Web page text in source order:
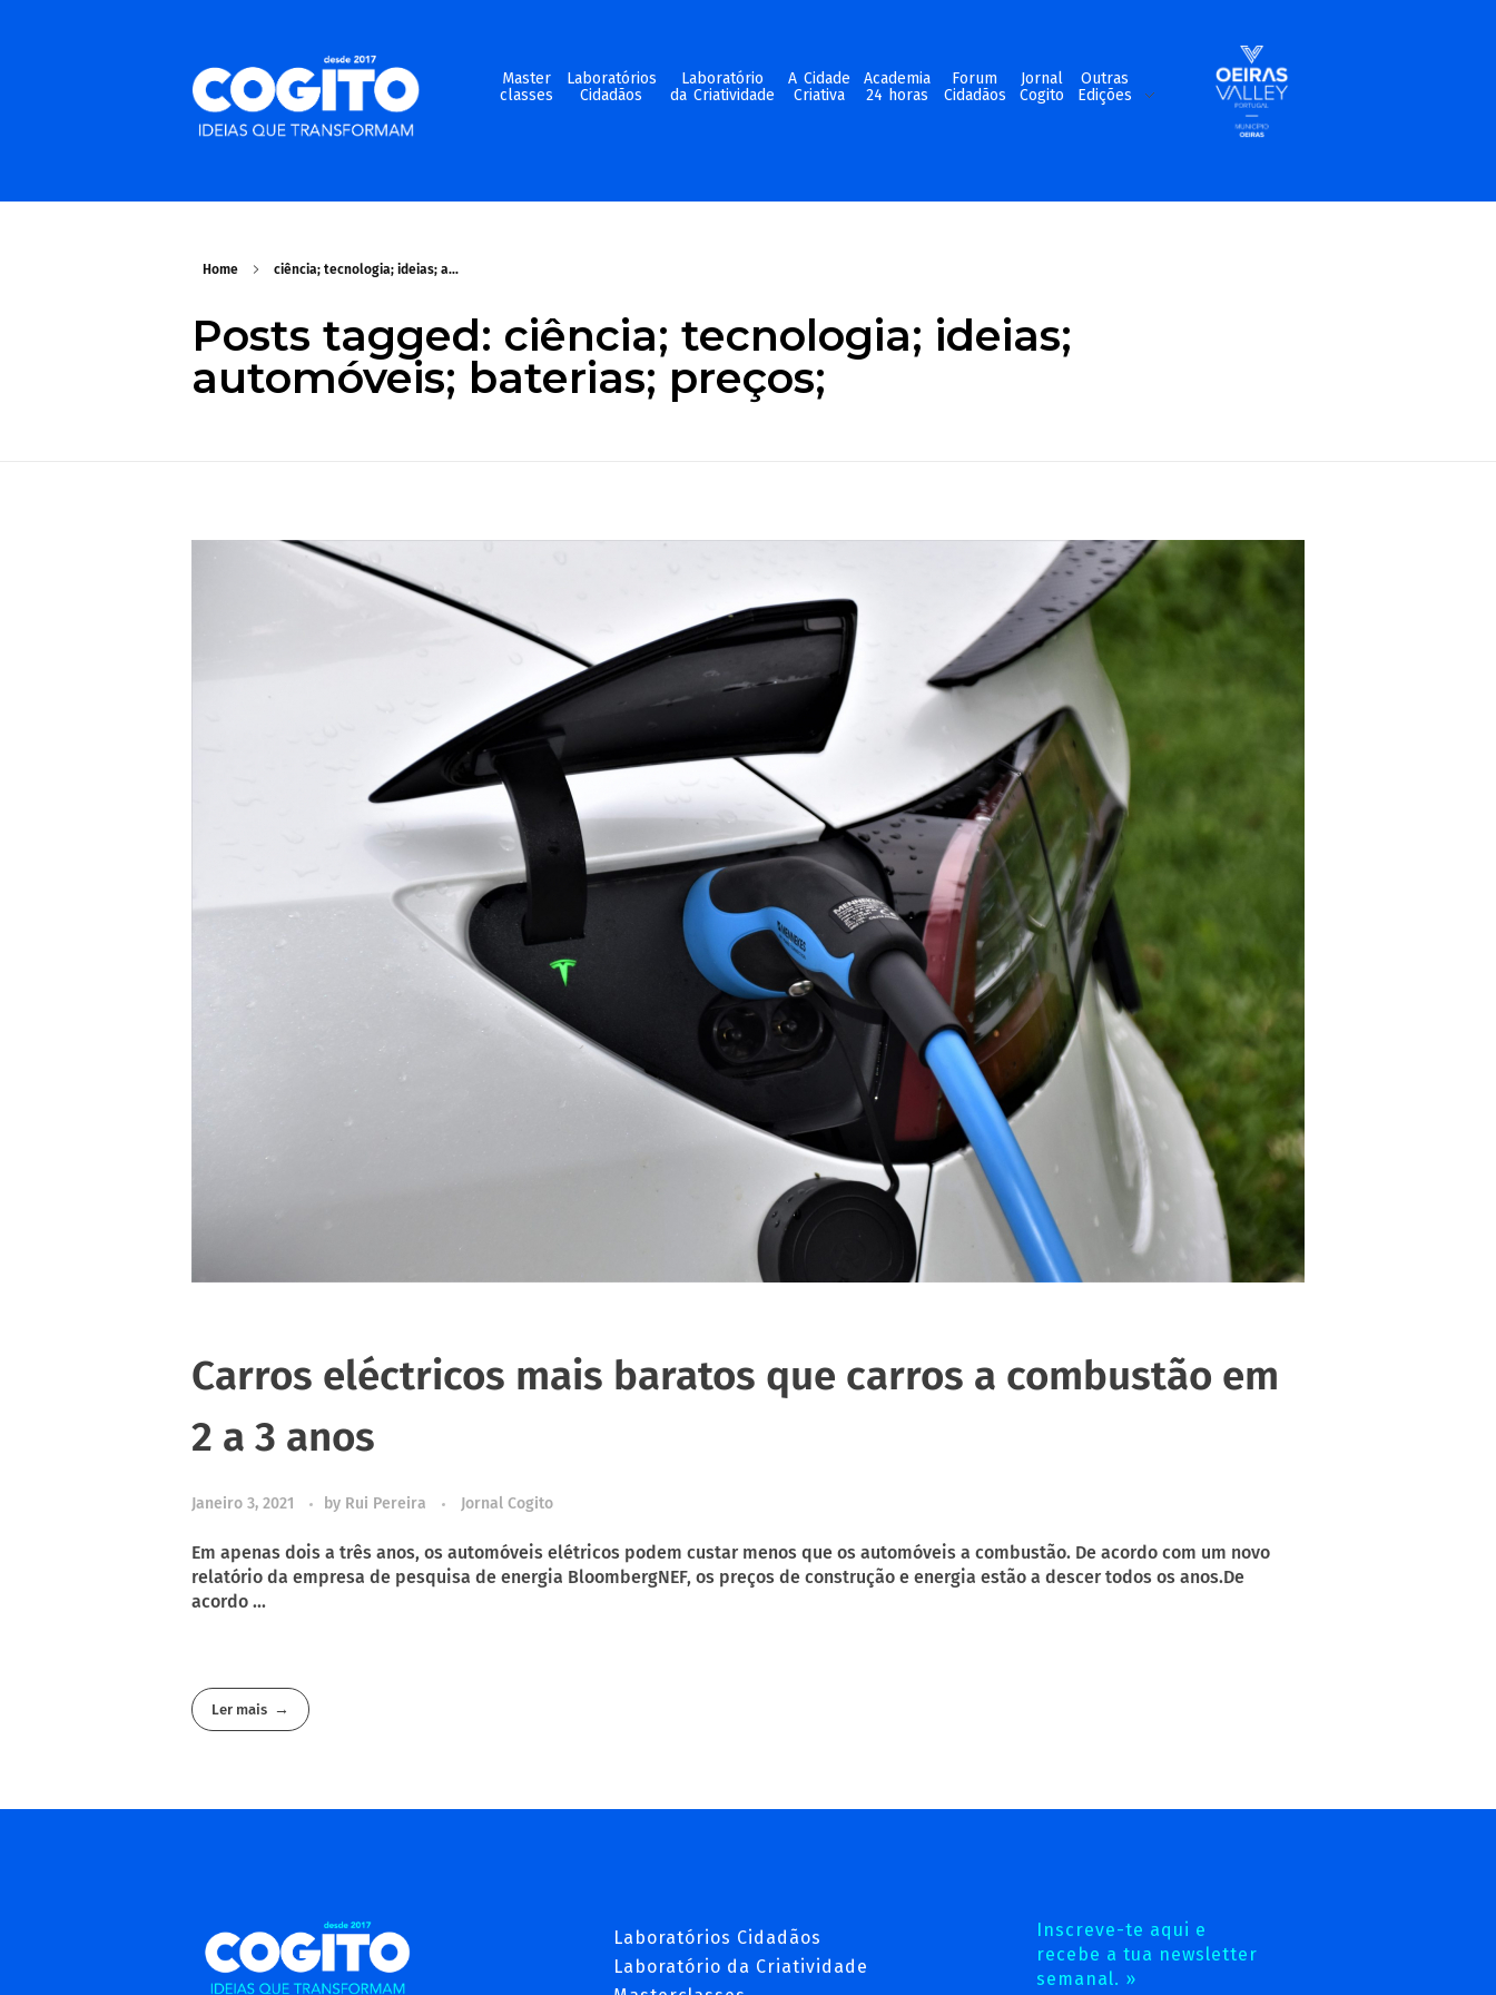
Master
classes
Laboratórios
Cidadãos
Laboratório
da Criatividade
A Cidade
Criativa
Academia
24 horas
Forum
Cidadãos
Jornal
Cogito
Outras
Edições
Home ciência; tecnologia; ideias; a...
Posts tagged: ciência; tecnologia; ideias;
automóveis; baterias; preços;
Carros eléctricos mais baratos que carros a combustão em
2 a 3 anos
Janeiro 3, 2021 by Rui Pereira Jornal Cogito
Em apenas dois a três anos, os automóveis elétricos podem custar menos que os automóveis a combustão. De acordo com um novo
relatório da empresa de pesquisa de energia BloombergNEF, os preços de construção e energia estão a descer todos os anos.De
acordo ...
Ler mais
Laboratórios Cidadãos
Laboratório da Criatividade
Inscreve-te aqui e
recebe a tua newsletter
semanal. »